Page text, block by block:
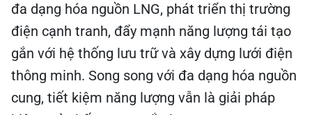
đa dạng hóa nguồn LNG, phát triển thị trường
điện cạnh tranh, đẩy mạnh năng lượng tái tạo
gắn với hệ thống lưu trữ và xây dựng lưới điện
thông minh. Song song với đa dạng hóa nguồn
cung, tiết kiệm năng lượng vẫn là giải pháp